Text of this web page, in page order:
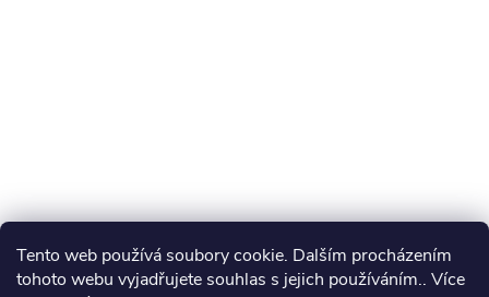
Tento web používá soubory cookie. Dalším procházením
tohoto webu vyjadřujete souhlas s jejich používáním.. Více